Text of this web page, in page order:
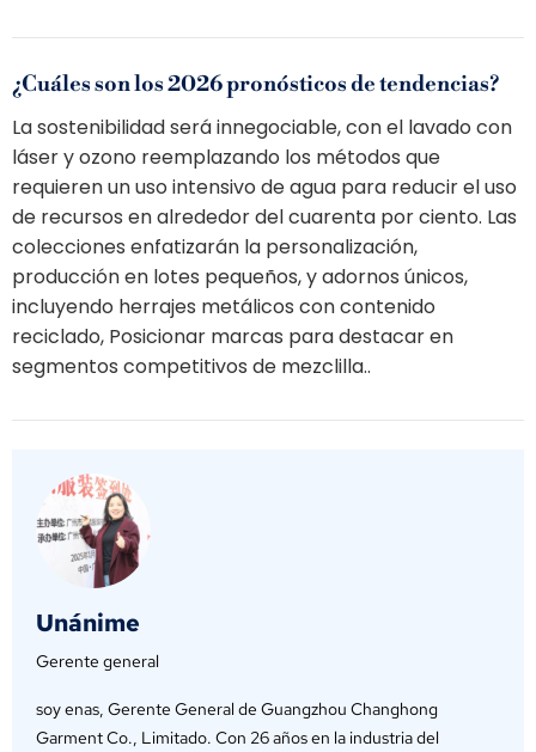
¿Cuáles son los 2026 pronósticos de tendencias?
La sostenibilidad será innegociable, con el lavado con
láser y ozono reemplazando los métodos que
requieren un uso intensivo de agua para reducir el uso
de recursos en alrededor del cuarenta por ciento. Las
colecciones enfatizarán la personalización,
producción en lotes pequeños, y adornos únicos,
incluyendo herrajes metálicos con contenido
reciclado, Posicionar marcas para destacar en
segmentos competitivos de mezclilla..
Unánime
Gerente general
soy enas, Gerente General de Guangzhou Changhong
Garment Co., Limitado. Con 26 años en la industria del